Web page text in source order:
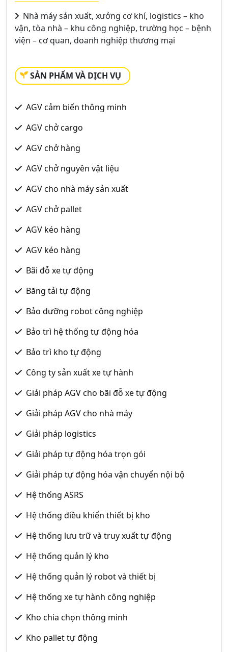
Nhà máy sản xuất, xưởng cơ khí, logistics – kho
vận, tòa nhà – khu công nghiệp, trường học – bệnh
viện – cơ quan, doanh nghiệp thương mại
SẢN PHẨM VÀ DỊCH VỤ
AGV cảm biến thông minh
AGV chở cargo
AGV chở hàng
AGV chở nguyên vật liệu
AGV cho nhà máy sản xuất
AGV chở pallet
AGV kéo hàng
AGV kéo hàng
Bãi đỗ xe tự động
Băng tải tự động
Bảo dưỡng robot công nghiệp
Bảo trì hệ thống tự động hóa
Bảo trì kho tự động
Công ty sản xuất xe tự hành
Giải pháp AGV cho bãi đỗ xe tự động
Giải pháp AGV cho nhà máy
Giải pháp logistics
Giải pháp tự động hóa trọn gói
Giải pháp tự động hóa vận chuyển nội bộ
Hệ thống ASRS
Hệ thống điều khiển thiết bị kho
Hệ thống lưu trữ và truy xuất tự động
Hệ thống quản lý kho
Hệ thống quản lý robot và thiết bị
Hệ thống xe tự hành công nghiệp
Kho chia chọn thông minh
Kho pallet tự động